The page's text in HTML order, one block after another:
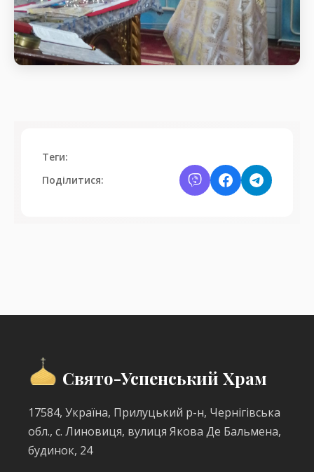
Теги:
Поділитися:
Свято-Успенський Храм
17584, Україна, Прилуцький р-н, Чернігівська
обл., с. Линовиця, вулиця Якова Де Бальмена,
будинок, 24